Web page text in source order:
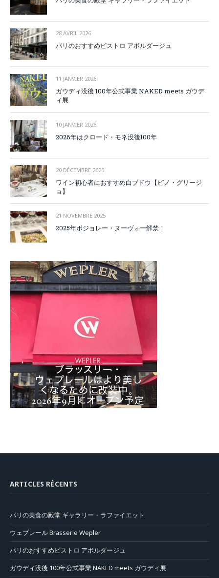
28 AVRIL 2026
パリのおすすめビストロ アボルダージュ
11 JANVIER 2026
ガウディ没後 100年公式事業 NAKED meets ガウデ
ィ展
10 JANVIER 2026
2026年はクロード・モネ没後100年
20 DÉCEMBRE 2025
ワイン初心者におすすめ白ブドウ【ピノ・グリージ
ョ】
21 NOVEMBRE 2025
2025年ボジョレー・ヌーヴォー解禁！
ARTICLES RÉCENTS
パリの美食の殿堂 ギャラリー・ラファイエット
ウェプレール Brasserie Wepler
パリのおすすめビストロ アボルダージュ
ガウディ没後 100年公式事業 NAKED meets ガウディ展